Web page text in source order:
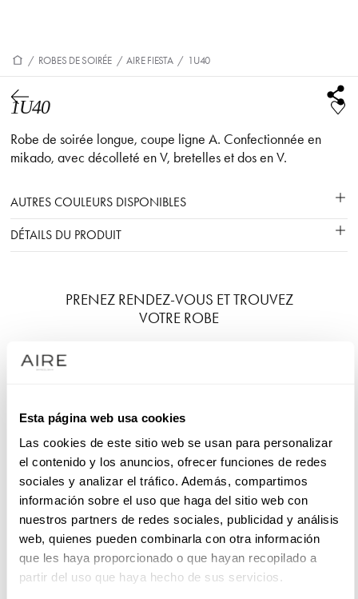
Esta página web usa cookies
Las cookies de este sitio web se usan para personalizar
el contenido y los anuncios, ofrecer funciones de redes
sociales y analizar el tráfico. Además, compartimos
información sobre el uso que haga del sitio web con
nuestros partners de redes sociales, publicidad y análisis
web, quienes pueden combinarla con otra información
que les haya proporcionado o que hayan recopilado a
partir del uso que haya hecho de sus servicios.
/ ROBES DE SOIRÉE / AIRE FIESTA / 1U40
1U40
Robe de soirée longue, coupe ligne A. Confectionnée en
mikado, avec décolleté en V, bretelles et dos en V.
AUTRES COULEURS DISPONIBLES
DÉTAILS DU PRODUIT
PRENEZ RENDEZ-VOUS ET TROUVEZ
VOTRE ROBE